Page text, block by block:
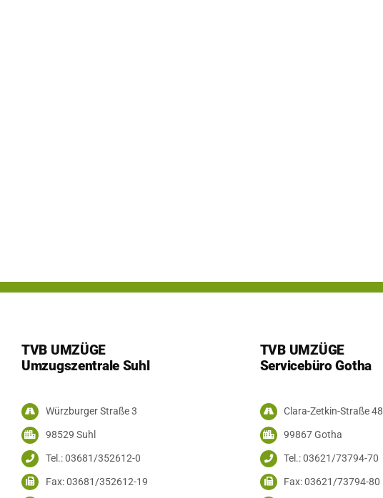
TVB UMZÜGE
Umzugszentrale Suhl
Würzburger Straße 3
98529 Suhl
Tel.: 03681/352612-0
Fax: 03681/352612-19
TVB UMZÜGE
Servicebüro Gotha
Clara-Zetkin-Straße 48
99867 Gotha
Tel.: 03621/73794-70
Fax: 03621/73794-80